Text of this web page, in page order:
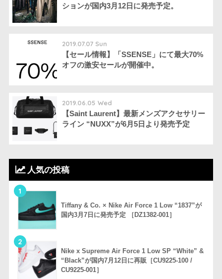
ションが国内3月12日に発売予定。
2019.07.07 Sun
【セール情報】「SSENSE」にて最大70%
オフの激安セールが開催中。
2019.06.05 Wed
【Saint Laurent】最新メンズアクセサリー
ライン “NUXX”が6月5日より発売予定
人気の投稿
1
Tiffany & Co. × Nike Air Force 1 Low “1837”が
国内3月7日に発売予定 ［DZ1382-001］
2
Nike x Supreme Air Force 1 Low SP “White” &
“Black”が国内7月12日に再販［CU9225-100 /
CU9225-001］